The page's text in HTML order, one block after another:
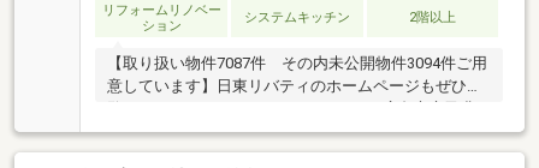
リフォームリノベー
ション
システムキッチン 2階以上
【取り扱い物件7087件 その内未公開物件3094件ご用
意しています】日東リバティのホームページもぜひご
覧ください。https://www.nitto-f.com/○広島市立己斐
小学校まで 徒歩15分○広島市立己斐中学校まで 徒
歩31分○保育所ちびっこランド己斐本町園まで 徒歩3